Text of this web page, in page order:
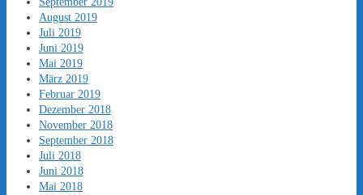
August 2019
Juli 2019
Juni 2019
Mai 2019
März 2019
Februar 2019
Dezember 2018
November 2018
September 2018
Juli 2018
Juni 2018
Mai 2018